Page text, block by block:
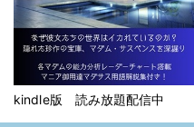
kindle版 読み放題配信中